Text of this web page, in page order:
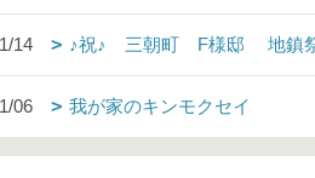
14 ♪祝♪ 三朝町 F様邸 地鎮祭
06 我が家のキンモクセイ